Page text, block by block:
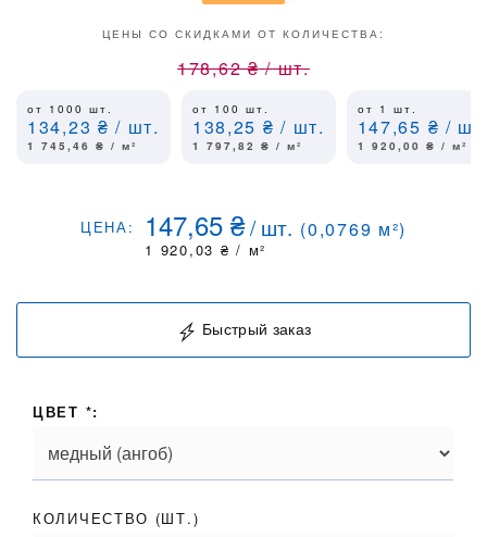
ЦЕНЫ СО СКИДКАМИ ОТ КОЛИЧЕСТВА:
178,62₴ /шт.
от 1000 шт.
134,23 ₴ / шт.
1 745,46 ₴ / м²
от 100 шт.
138,25 ₴ / шт.
1 797,82 ₴ / м²
от 1 шт.
147,65 ₴ /
1 920,00 ₴ / м²
ЦЕНА: 147,65₴/шт. (0,0769 м²)
1 920,03 ₴ / м²
Быстрый заказ
ЦВЕТ *:
КОЛИЧЕСТВО (ШТ.)